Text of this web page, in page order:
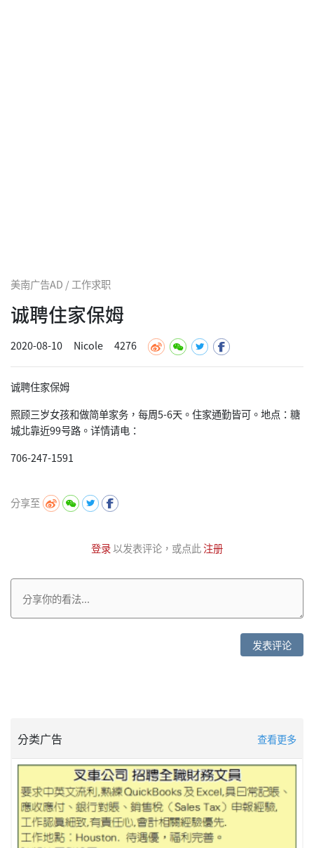
美南广告AD / 工作求职
诚聘住家保姆
2020-08-10 Nicole 4276
诚聘住家保姆
照顾三岁女孩和做简单家务，每周5-6天。住家通勤皆可。地点：糖
城北靠近99号路。详情请电：
706-247-1591
分享至
登录以发表评论，或点此注册
发表评论
分类广告 查看更多